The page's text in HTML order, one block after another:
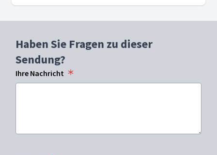
Haben Sie Fragen zu dieser
Sendung?
Ihre Nachricht